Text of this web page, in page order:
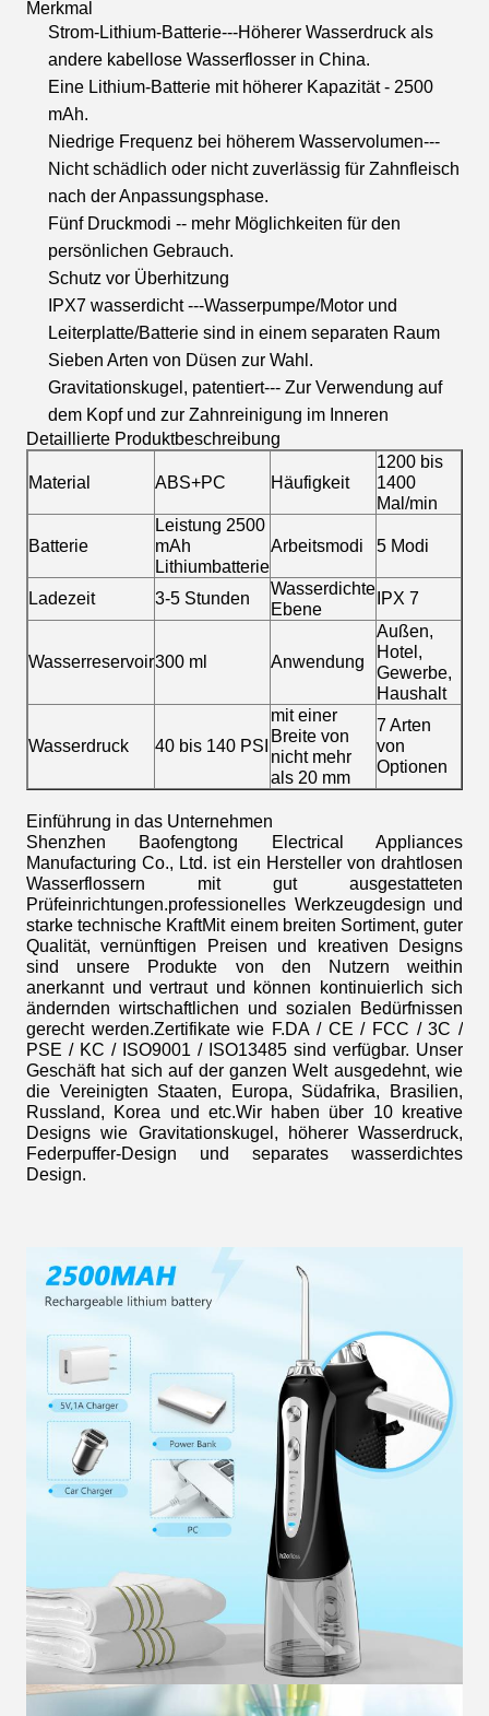
Merkmal
Strom-Lithium-Batterie---Höherer Wasserdruck als
andere kabellose Wasserflosser in China.
Eine Lithium-Batterie mit höherer Kapazität - 2500
mAh.
Niedrige Frequenz bei höherem Wasservolumen---
Nicht schädlich oder nicht zuverlässig für Zahnfleisch
nach der Anpassungsphase.
Fünf Druckmodi -- mehr Möglichkeiten für den
persönlichen Gebrauch.
Schutz vor Überhitzung
IPX7 wasserdicht ---Wasserpumpe/Motor und
Leiterplatte/Batterie sind in einem separaten Raum
Sieben Arten von Düsen zur Wahl.
Gravitationskugel, patentiert--- Zur Verwendung auf
dem Kopf und zur Zahnreinigung im Inneren
Detaillierte Produktbeschreibung
Material ABS+PC Häufigkeit
1200 bis
1400
Mal/min
Batterie
Leistung 2500
mAh
Lithiumbatterie
Arbeitsmodi 5 Modi
Ladezeit 3-5 Stunden
Wasserdichte
Ebene
IPX 7
Wasserreservoir300 ml Anwendung
Außen,
Hotel,
Gewerbe,
Haushalt
Wasserdruck 40 bis 140 PSI
mit einer
Breite von
nicht mehr
als 20 mm
7 Arten
von
Optionen
Einführung in das Unternehmen
Shenzhen Baofengtong Electrical Appliances
Manufacturing Co., Ltd. ist ein Hersteller von drahtlosen
Wasserflossern mit gut ausgestatteten
Prüfeinrichtungen.professionelles Werkzeugdesign und
starke technische KraftMit einem breiten Sortiment, guter
Qualität, vernünftigen Preisen und kreativen Designs
sind unsere Produkte von den Nutzern weithin
anerkannt und vertraut und können kontinuierlich sich
ändernden wirtschaftlichen und sozialen Bedürfnissen
gerecht werden.Zertifikate wie F.DA / CE / FCC / 3C /
PSE / KC / ISO9001 / ISO13485 sind verfügbar. Unser
Geschäft hat sich auf der ganzen Welt ausgedehnt, wie
die Vereinigten Staaten, Europa, Südafrika, Brasilien,
Russland, Korea und etc.Wir haben über 10 kreative
Designs wie Gravitationskugel, höherer Wasserdruck,
Federpuffer-Design und separates wasserdichtes
Design.